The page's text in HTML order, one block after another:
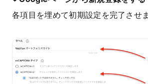
各項目を埋めて初期設定を完了させ